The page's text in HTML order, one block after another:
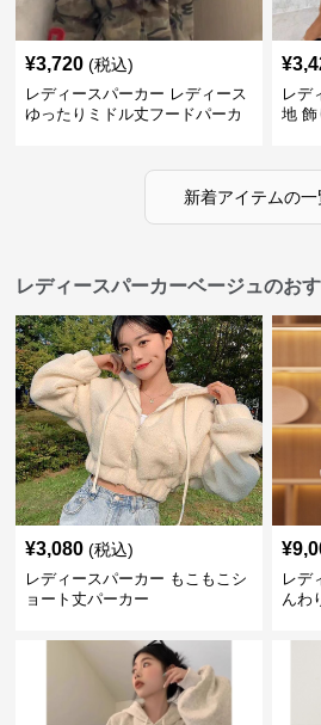
¥3,720 (税込)
レディースパーカー レディース
ゆったりミドル丈フードパーカ
¥
レデ
地 飾
新着アイテムの
レディースパーカーベージュのお
¥3,080 (税込)
レディースパーカー もこもこシ
ョート丈パーカー
¥
レデ
んわ